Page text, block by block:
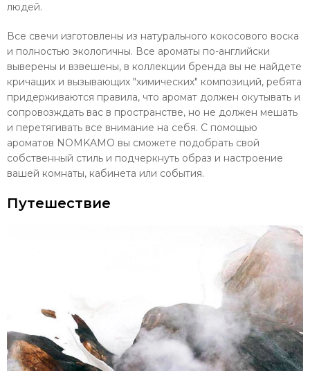
людей.
Все свечи изготовлены из натурального кокосового воска
и полностью экологичны. Все ароматы по-английски
выверены и взвешены, в коллекции бренда вы не найдете
кричащих и вызывающих "химических" композиций, ребята
придерживаются правила, что аромат должен окутывать и
сопровозждать вас в пространстве, но не должен мешать
и перетягивать все внимание на себя. С помощью
ароматов NOMKAMO вы сможете подобрать свой
собственный стиль и подчеркнуть образ и настроение
вашей комнаты, кабинета или события.
Путешествие